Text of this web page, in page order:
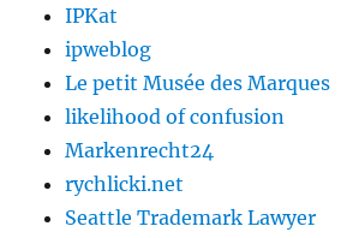
IPKat
ipweblog
Le petit Musée des Marques
likelihood of confusion
Markenrecht24
rychlicki.net
Seattle Trademark Lawyer